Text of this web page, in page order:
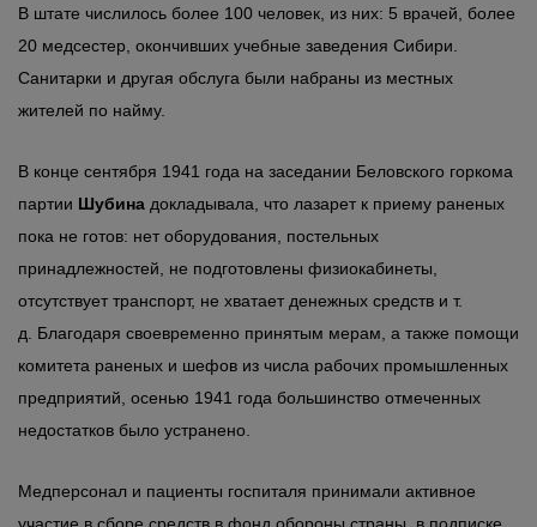
В штате числилось более 100 человек, из них: 5 врачей, более
20 медсестер, окончивших учебные заведения Сибири.
Санитарки и другая обслуга были набраны из местных
жителей по найму.
В конце сентября 1941 года на заседании Беловского горкома
партии Шубина докладывала, что лазарет к приему раненых
пока не готов: нет оборудования, постельных
принадлежностей, не подготовлены физиокабинеты,
отсутствует транспорт, не хватает денежных средств и т.
д. Благодаря своевременно принятым мерам, а также помощи
комитета раненых и шефов из числа рабочих промышленных
предприятий, осенью 1941 года большинство отмеченных
недостатков было устранено.
Медперсонал и пациенты госпиталя принимали активное